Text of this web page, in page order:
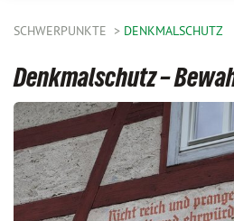
SCHWERPUNKTE DENKMALSCHUTZ
Denkmalschutz –